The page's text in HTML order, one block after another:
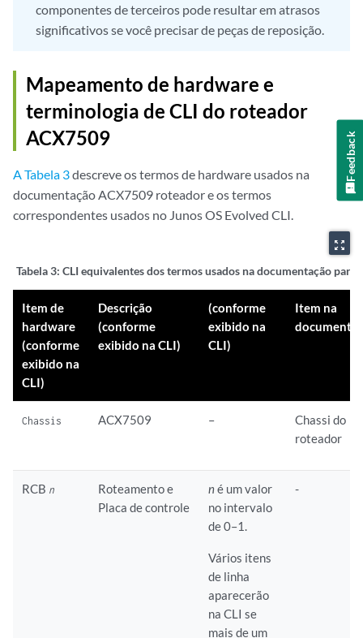
componentes de terceiros pode resultar em atrasos
significativos se você precisar de peças de reposição.
Mapeamento de hardware e
terminologia de CLI do roteador
ACX7509
A Tabela 3descreve os termos de hardware usados na
documentação ACX7509 roteador e os termos
correspondentes usados no Junos OS Evolved CLI.
zoom_out_map
Tabela 3: CLI equivalentes dos termos usados na documentação
Item de
hardware
(conforme
exibido na
CLI)
Descrição
(conforme
exibido na CLI)
(conforme
exibido na
CLI)
Item na
Chassis ACX7509 –
Chassi do
roteador
RCB n
Roteamento e
Placa de controle
né um valor
no intervalo
de 0–1.
Vários itens
de linha
aparecerão
na CLI se
mais de um
-
Feedback